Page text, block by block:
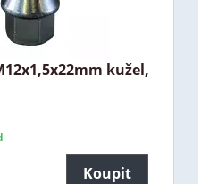
kužel,
Koupit